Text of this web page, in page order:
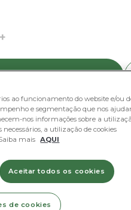
+
ao funcionamento do website e/ou
e segmentação que nos
nos informações sobre a
necessários, a utilização de cookies
mais
AQUI
Aceitar todos os cookies
de cookies